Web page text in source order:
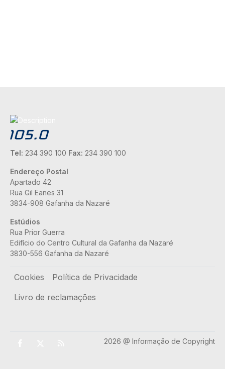
Tel: 234 390 100 Fax: 234 390 100
Endereço Postal
Apartado 42
Rua Gil Eanes 31
3834-908 Gafanha da Nazaré
Estúdios
Rua Prior Guerra
Edifício do Centro Cultural da Gafanha da Nazaré
3830-556 Gafanha da Nazaré
Rodapé
Cookies
Política de Privacidade
Livro de reclamações
2026 @ Informação de Copyright